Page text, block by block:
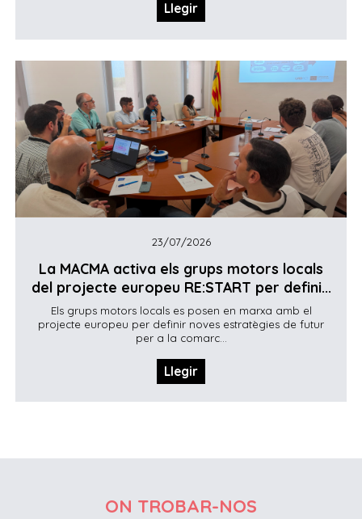
Llegir
23/07/2026
La MACMA activa els grups motors locals
del projecte europeu RE:START per defini...
Els grups motors locals es posen en marxa amb el
projecte europeu per definir noves estratègies de futur
per a la comarc...
Llegir
ON TROBAR-NOS